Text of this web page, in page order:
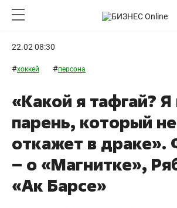
22.02 08:30
#хоккей #персона
«Какой я тафгай?
парень, который не
откажет в драке».
– о «Магнитке»,
«Ак Барсе»